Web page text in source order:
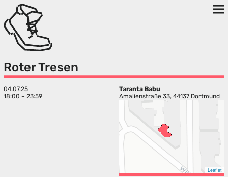
Roter Tresen
04.07.25
18:00 – 23:59
Taranta Babu
Amalienstraße 33, 44137 Dortmund
Leaflet